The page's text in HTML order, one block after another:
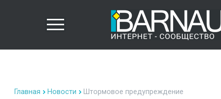
Главная Новости Штормовое предупреждение